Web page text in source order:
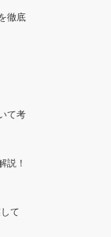
徹底
て考
説！
て